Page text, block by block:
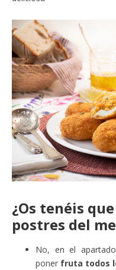
¿Os tenéis
postres del
No, en el apartado
poner fruta todos